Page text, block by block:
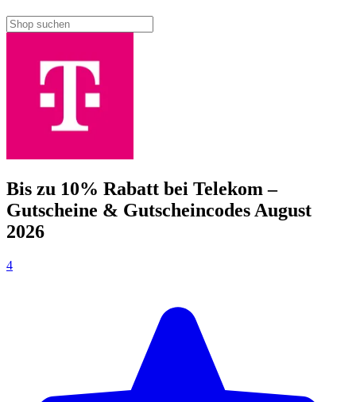
Bis zu 10% Rabatt bei Telekom –
Gutscheine & Gutscheincodes August
2026
4